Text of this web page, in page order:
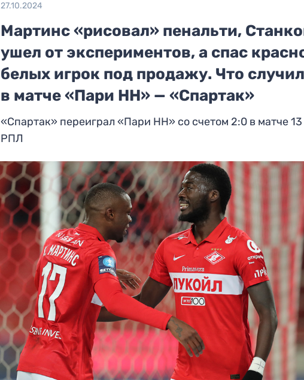
27.10.2024
Мартинс «рисовал» пенальти,
ушел от экспериментов, а спас
белых игрок под продажу. Что
в матче «Пари НН» — «Спартак»
«Спартак» переиграл «Пари НН» со счетом 2:0 в матче 13
РПЛ